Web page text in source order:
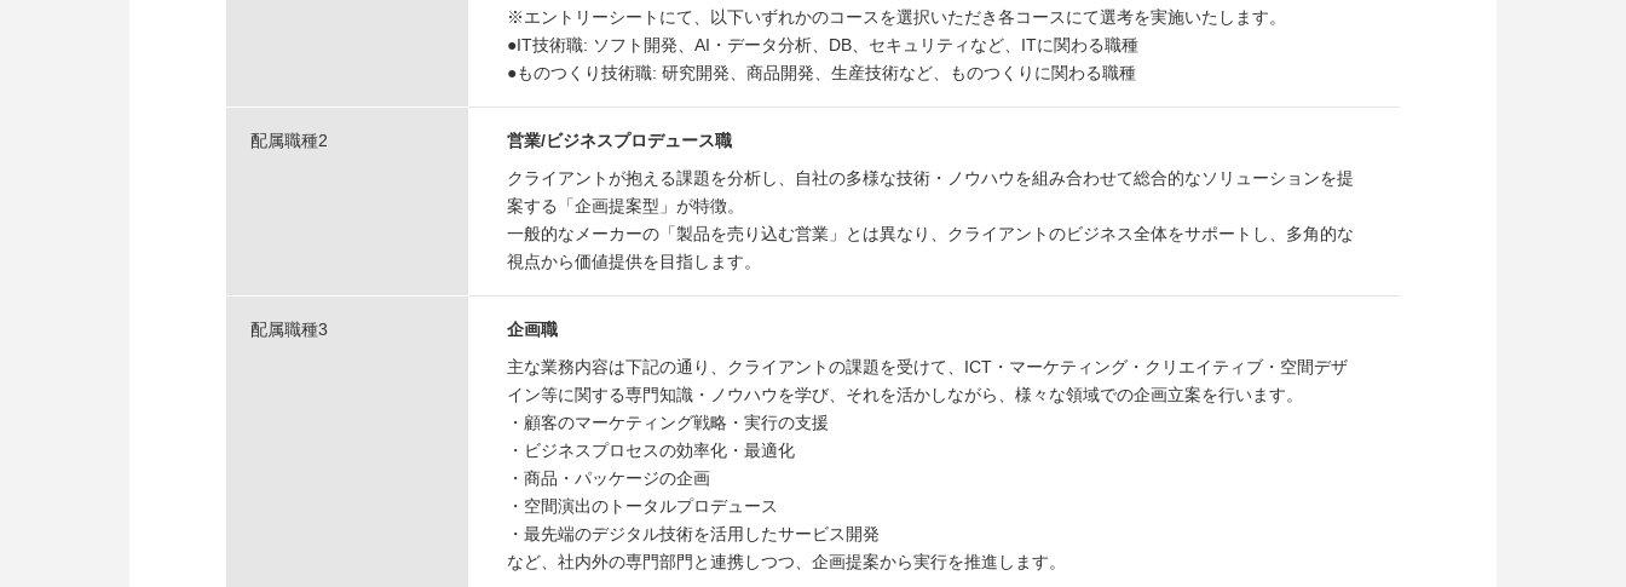
※エントリーシートにて、以下いずれかのコースを選択いただき各コースにて選考を実施いたします。
●IT技術職: ソフト開発、AI・データ分析、DB、セキュリティなど、ITに関わる職種
●ものつくり技術職: 研究開発、商品開発、生産技術など、ものつくりに関わる職種
配属職種2
営業/ビジネスプロデュース職
クライアントが抱える課題を分析し、自社の多様な技術・ノウハウを組み合わせて総合的なソリューションを提
案する「企画提案型」が特徴。
一般的なメーカーの「製品を売り込む営業」とは異なり、クライアントのビジネス全体をサポートし、多角的な
視点から価値提供を目指します。
配属職種3
企画職
主な業務内容は下記の通り、クライアントの課題を受けて、ICT・マーケティング・クリエイティブ・空間デザ
イン等に関する専門知識・ノウハウを学び、それを活かしながら、様々な領域での企画立案を行います。
・顧客のマーケティング戦略・実行の支援
・ビジネスプロセスの効率化・最適化
・商品・パッケージの企画
・空間演出のトータルプロデュース
・最先端のデジタル技術を活用したサービス開発
など、社内外の専門部門と連携しつつ、企画提案から実行を推進します。